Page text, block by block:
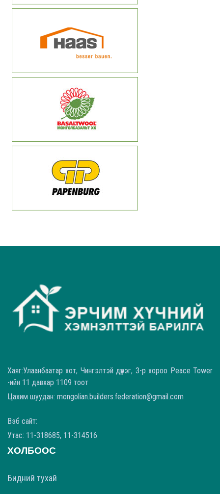
Хаяг:Улаанбаатар хот, Чингэлтэй дүүрэг, 3-р хороо Peace Tower
-ийн 11 давхар 1109 тоот
Цахим шуудан: mongolian.builders.federation@gmail.com
Вэб сайт:
Утас: 11-318685, 11-314516
ХОЛБООС
Бидний тухай